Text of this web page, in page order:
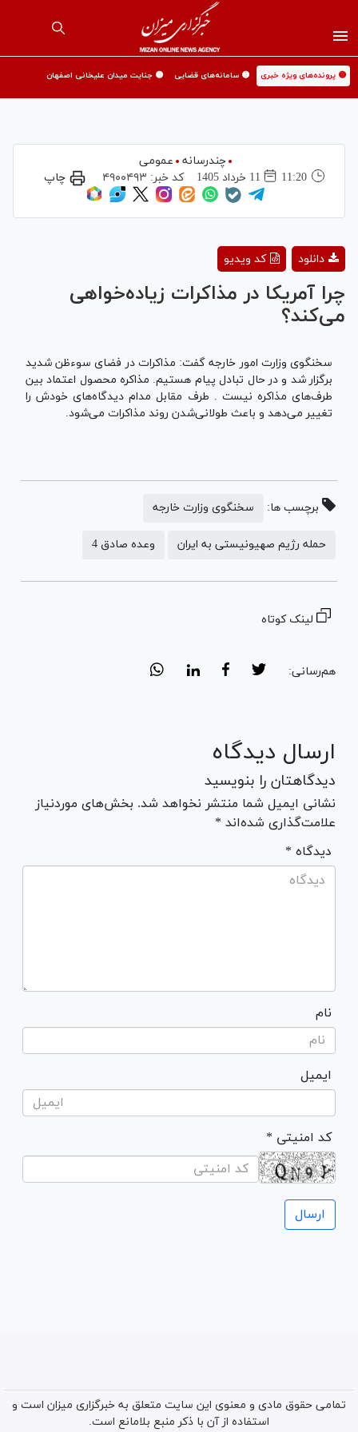
🟡 پرونده‌های ویژه خبری 🟡 سامانه‌های قضایی 🟡 جنایت میدان علیخانی اصفهان
چندرسانه
عمومی
11:20
11 خرداد 1405 کد خبر: ۴۹۰۰۴۹۳ چاپ
Video
کد ویدیو دانلود
چرا آمریکا در مذاکرات زیاده‌خواهی
می‌کند؟
سخنگوی وزارت امور خارجه گفت: مذاکرات در فضای سوءظن شدید
برگزار شد و در حال تبادل پیام هستیم. مذاکره محصول اعتماد بین
طرف‌های مذاکره نیست . طرف مقابل مدام دیدگاه‌های خودش را
تغییر می‌دهد و باعث طولانی‌شدن روند مذاکرات می‌شود.
برچسب ها: سخنگوی وزارت خارجه
حمله رژیم صهیونیستی به ایران وعده صادق 4
لینک کوتاه
هم‌رسانی:
ارسال دیدگاه
دیدگاهتان را بنویسید
نشانی ایمیل شما منتشر نخواهد شد. بخش‌های موردنیاز
علامت‌گذاری شده‌اند *
* دیدگاه
نام
ایمیل
* کد امنیتی
تمامی حقوق مادی و معنوی این سایت متعلق به خبرگزاری میزان است و
استفاده از آن با ذکر منبع بلامانع است.